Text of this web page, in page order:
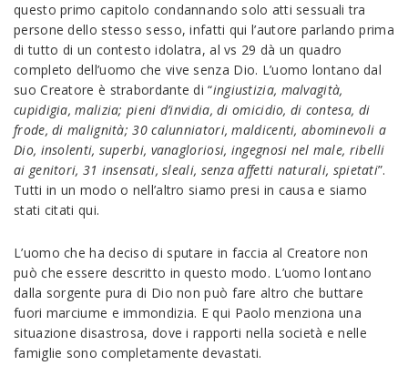
questo primo capitolo condannando solo atti sessuali tra
persone dello stesso sesso, infatti qui l’autore parlando prima
di tutto di un contesto idolatra, al vs 29 dà un quadro
completo dell’uomo che vive senza Dio. L’uomo lontano dal
suo Creatore è strabordante di “ingiustizia, malvagità,
cupidigia, malizia; pieni d’invidia, di omicidio, di contesa, di
frode, di malignità; 30 calunniatori, maldicenti, abominevoli a
Dio, insolenti, superbi, vanagloriosi, ingegnosi nel male, ribelli
ai genitori, 31 insensati, sleali, senza affetti naturali, spietati”.
Tutti in un modo o nell’altro siamo presi in causa e siamo
stati citati qui.
L’uomo che ha deciso di sputare in faccia al Creatore non
può che essere descritto in questo modo. L’uomo lontano
dalla sorgente pura di Dio non può fare altro che buttare
fuori marciume e immondizia. E qui Paolo menziona una
situazione disastrosa, dove i rapporti nella società e nelle
famiglie sono completamente devastati.